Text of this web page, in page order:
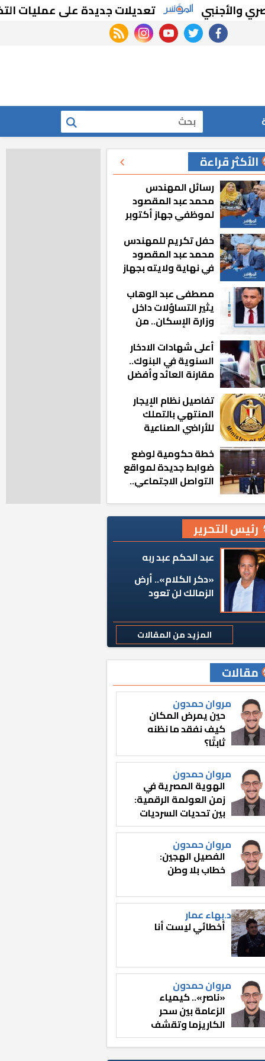
تعديلات جديدة على عمليات التخصيم
facebook
twitter
youtube
instagram
rss feed
بحث
الأكثر قراءة
رسائل المهندس
محمد عبد المقصود
لموظفي جهاز أكتوبر
مشيت والمدينة
رجعت للخلف»
حفل تكريم للمهندس
محمد عبد المقصود
في نهاية ولايته بجهاز
مصطفى عبد الوهاب
يثير التساؤلات داخل
وزارة الإسكان.. من
المناصب؟
أعلى شهادات الادخار
السنوية في البنوك..
مقارنة العائد وأفضل
تفاصيل نظام الإيجار
المنتهي بالتملك
للأراضي الصناعية
خطة حكومية لوضع
ضوابط جديدة لمواقع
التواصل الاجتماعي..
رئيس التحرير
عبد الحكم عبد ربه
«دكر الكلام».. أرض
الزمالك لن تعود
المزيد من المقالات
مقالات
مروان حمدون
حين يمرض المكان
كيف نفقد ما نظنه
ثابتًا؟
مروان حمدون
الهوية المصرية في
زمن العولمة الرقمية:
بين تحديات السرديات
وصناعة الوعي
مروان حمدون
الفصيل الهجين:
خطاب بلا وطن
د.بهاء عمار
أخطائي ليست أنا
مروان حمدون
«ناصر».. كيمياء
الزعامة بين سحر
الكاريزما وتقشف
الثائر